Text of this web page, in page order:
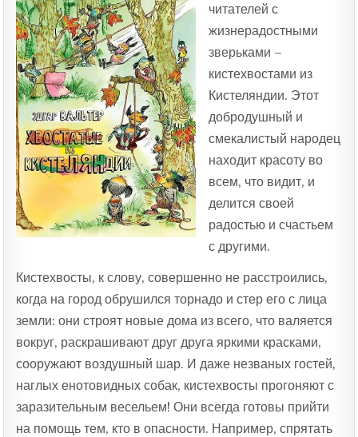
читателей с
жизнерадостными
зверьками –
кистехвостами из
Кистеляндии. Этот
добродушный и
смекалистый народец
находит красоту во
всем, что видит, и
делится своей
радостью и счастьем
с другими.
Кистехвосты, к слову, совершенно не расстроились,
когда на город обрушился торнадо и стер его с лица
земли: они строят новые дома из всего, что валяется
вокруг, раскрашивают друг друга яркими красками,
сооружают воздушный шар. И даже незваных гостей,
наглых енотовидных собак, кистехвосты прогоняют с
заразительным весельем! Они всегда готовы прийти
на помощь тем, кто в опасности. Например, спрятать